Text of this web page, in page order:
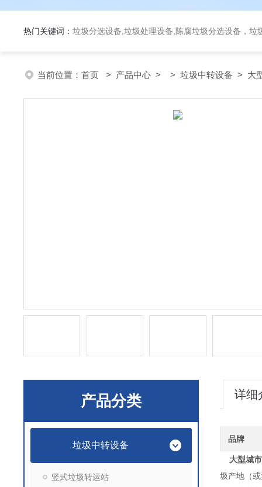
热门关键词： 垃圾分选设备,垃圾处理设备,陈腐垃圾分选设备，垃
当前位置： 首页 > 产品中心 > > 垃圾中转设备 > 大
产品分类
垃圾中转设备
竖式垃圾转运站
详细
品牌
大型城
圾产地（